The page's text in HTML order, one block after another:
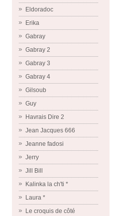
Eldoradoc
Erika
Gabray
Gabray 2
Gabray 3
Gabray 4
Gilsoub
Guy
Havrais Dire 2
Jean Jacques 666
Jeanne fadosi
Jerry
Jill Bill
Kalinka la ch'ti *
Laura *
Le croquis de côté